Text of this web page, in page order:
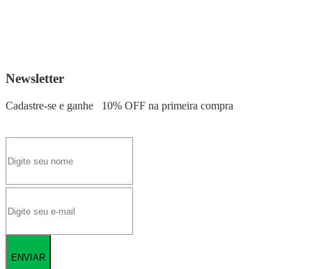
Newsletter
Cadastre-se e ganhe 10% OFF na primeira compra
ENVIAR